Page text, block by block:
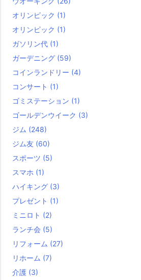
オリンピック (1)
オリンピック (1)
ガソリン代 (1)
ガーデニング (59)
コインランドリー (4)
コンサート (1)
ゴミステーション (1)
ゴールデンウイーク (3)
ジム (248)
ジム友 (60)
スポーツ (5)
スマホ (1)
ハイキング (3)
プレゼント (1)
ミニロト (2)
ランチ会 (5)
リフォーム (27)
リホーム (7)
介護 (3)